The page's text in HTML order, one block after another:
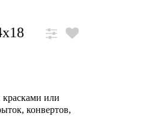
или
конвертов,